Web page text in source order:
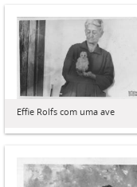
Effie Rolfs com uma ave